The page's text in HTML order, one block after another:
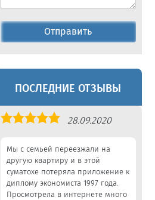
Отправить
ПОСЛЕДНИЕ ОТЗЫВЫ
Оценка
28.09.2020
Мы с семьей переезжали на
другую квартиру и в этой
суматохе потеряла приложение к
диплому экономиста 1997 года.
Просмотрела в интернете много